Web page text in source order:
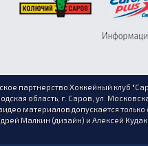
партнерство Хоккейный клуб
область, г. Саров, ул.
материалов допускается
Малкин (дизайн) и Алексей